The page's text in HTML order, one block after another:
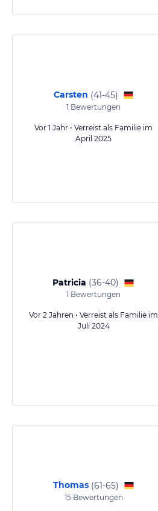
Carsten (41-45)
1 Bewertungen
Vor 1 Jahr • Verreist als Familie im
April 2025
Patricia (36-40)
1 Bewertungen
Vor 2 Jahren • Verreist als Familie im
Juli 2024
Thomas (61-65)
15Bewertungen